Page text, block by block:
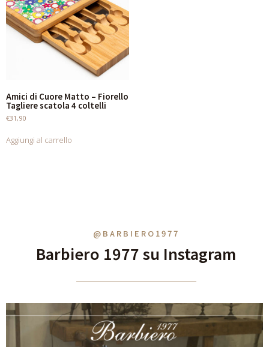
Amici di Cuore Matto – Fiorello
Tagliere scatola 4 coltelli
€31,90
Aggiungi al carrello
@BARBIERO1977
Barbiero 1977 su Instagram